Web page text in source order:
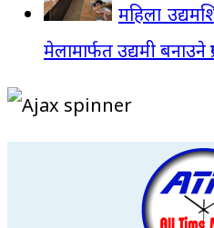
महिला
मेलामार्फत उद्यमी बनाउने